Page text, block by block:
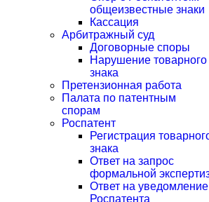
общеизвестные знаки
Кассация
Арбитражный суд
Договорные споры
Нарушение товарного
знака
Претензионная работа
Палата по патентным
спорам
Роспатент
Регистрация
знака
Ответ на запрос
формальной
Ответ на уведомление
Роспатента